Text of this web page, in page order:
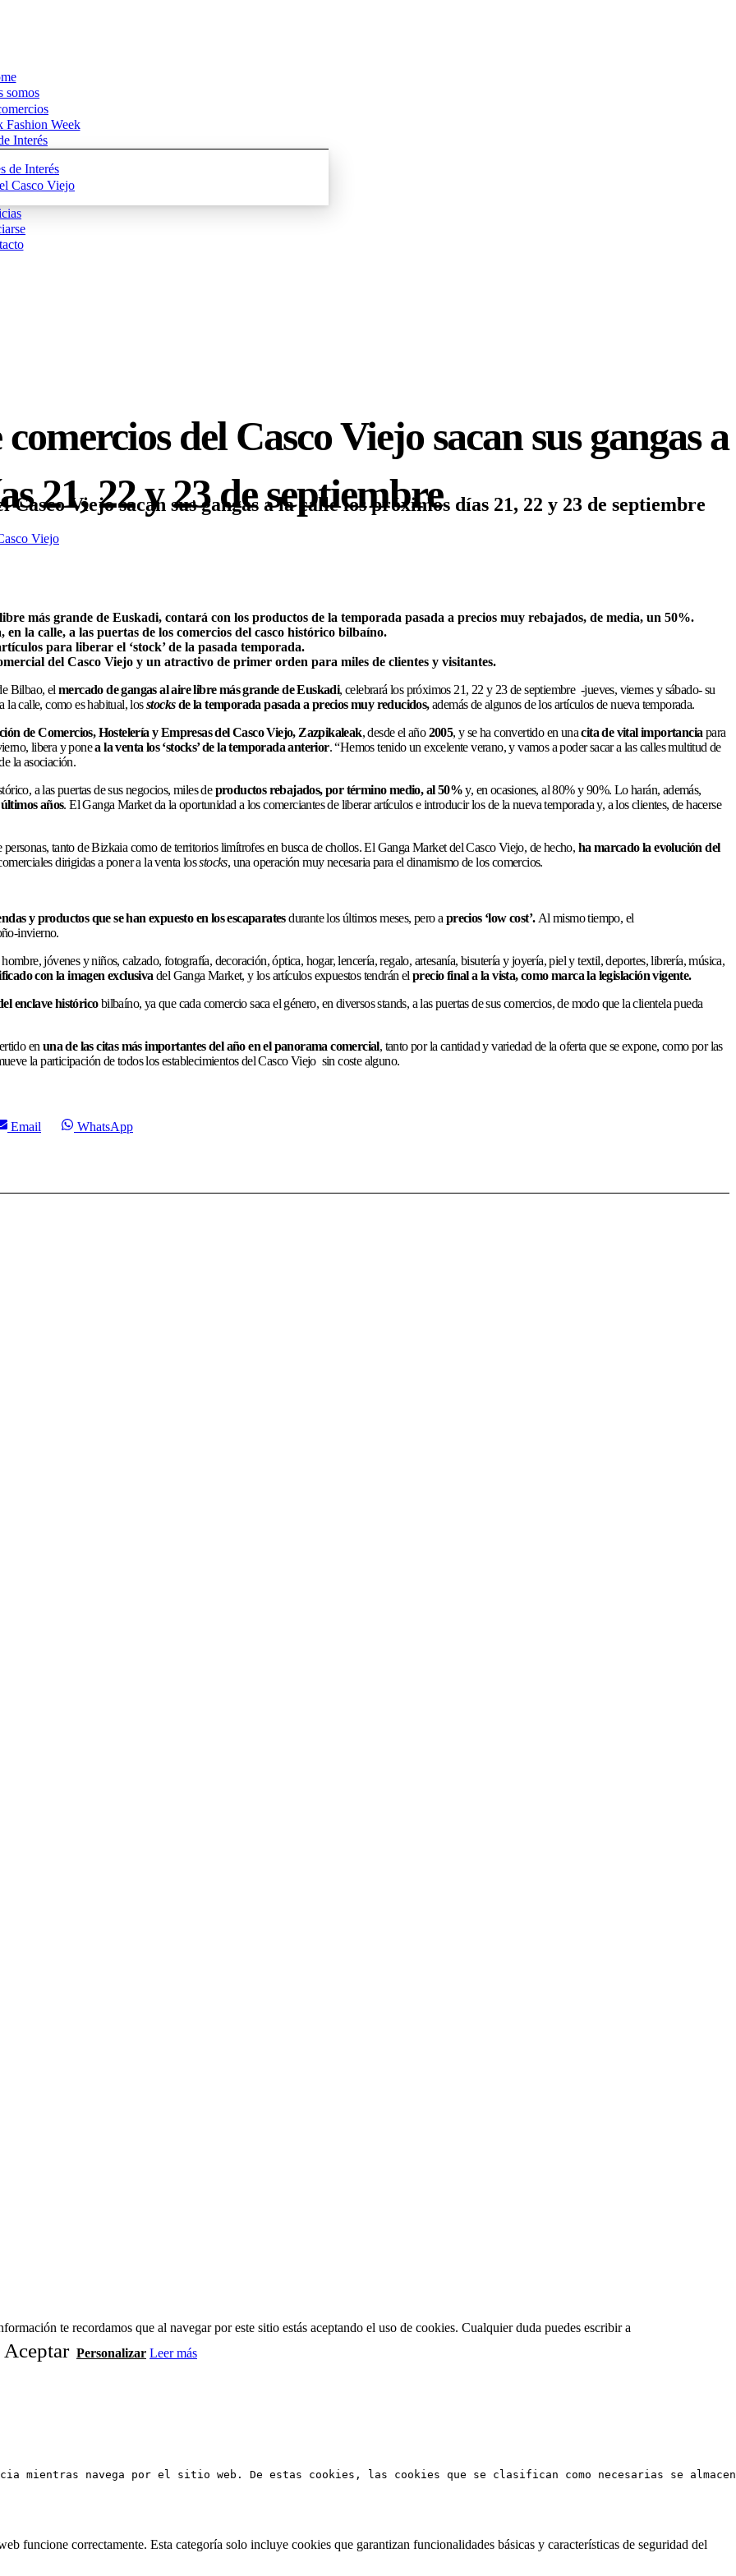
somos
Week
Interés
de Interés
Casco Viejo
del Casco Viejo sacan sus gangas a
21, 22 y 23 de septiembre
Viejo sacan sus gangas a la calle los próximos días 21, 22 y 23 de septiembre
Viejo
más grande de Euskadi, contará con los productos de la temporada pasada a precios muy rebajados, de media, un 50%.
la calle, a las puertas de los comercios del casco histórico bilbaíno.
para liberar el ‘stock’ de la pasada temporada.
del Casco Viejo y un atractivo de primer orden para miles de clientes y visitantes.
Bilbao, elmercado de gangas al aire libre más grande de Euskadi, celebrará los próximos 21, 22 y 23 de septiembre -jueves, viernes y sábado- su
la calle, como es habitual, losstocksde la temporada pasada a precios muy reducidos,además de algunos de los artículos de nueva temporada.
de Comercios, Hostelería y Empresas del Casco Viejo, Zazpikaleak, desde el año2005, y se ha convertido en unacita de vital importanciapara
libera y ponea la venta los ‘stocks’ de la temporada anterior. “Hemos tenido un excelente verano, y vamos a poder sacar a las calles multitud de
la asociación.
a las puertas de sus negocios, miles deproductos rebajados, por término medio, al 50%y, en ocasiones, al 80% y 90%. Lo harán, además,
años. El Ganga Market da la oportunidad a los comerciantes de liberar artículos e introducir los de la nueva temporada y, a los clientes, de hacerse
personas, tanto de Bizkaia como de territorios limítrofes en busca de chollos. El Ganga Market del Casco Viejo, de hecho, ha marcado la evolución del
dirigidas a poner a la venta losstocks, una operación muy necesaria para el dinamismo de los comercios.
y productos que se han expuesto en los escaparatesdurante los últimos meses, pero aprecios ‘low cost’.Al mismo tiempo, el
invierno.
jóvenes y niños, calzado, fotografía, decoración, óptica, hogar, lencería, regalo, artesanía, bisutería y joyería, piel y textil, deportes, librería, música,
con la imagen exclusivadel Ganga Market, y los artículos expuestos tendrán elprecio final a la vista, como marca la legislación vigente.
enclave históricobilbaíno, ya que cada comercio saca el género, en diversos stands, a las puertas de sus comercios, de modo que la clientela pueda
enuna de las citas más importantes del año en el panorama comercial, tanto por la cantidad y variedad de la oferta que se expone, como por las
la participación de todos los establecimientos del Casco Viejo sin coste alguno.
Compartir
Email
Compartir
WhatsApp
te recordamos que al navegar por este sitio estás aceptando el uso de cookies. Cualquier duda puedes escribir a
Aceptar Personalizar Leer más
mientras navega por el sitio web. De estas cookies, las cookies que se clasifican como necesarias se
funcione correctamente. Esta categoría solo incluye cookies que garantizan funcionalidades básicas y características de seguridad del